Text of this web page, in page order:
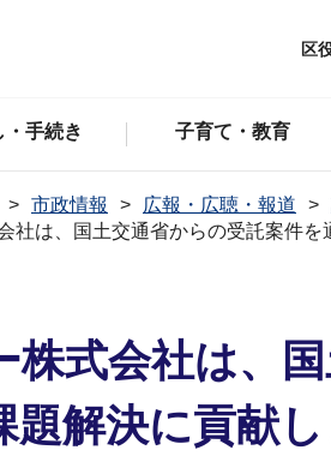
区
・手続き 子育て・教育
市政情報 広報・広聴・報道
社は、国土交通省からの受託案件
株式会社は、
解決に貢献し